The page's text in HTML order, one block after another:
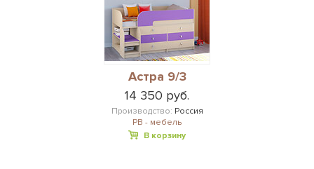
Астра 9/3
14 350 руб.
Производство: Россия
РВ - мебель
В корзину